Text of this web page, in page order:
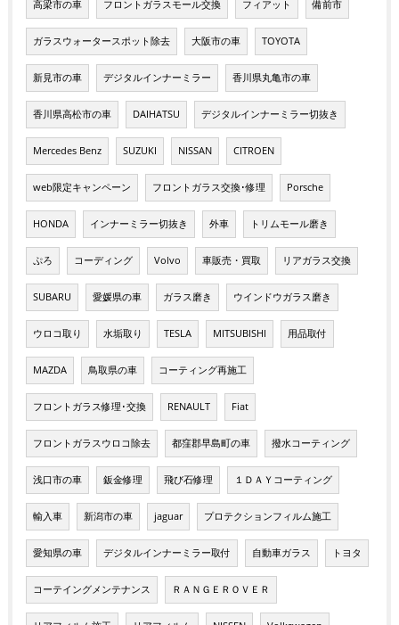
高梁市の車 フロントガラスモール交換 フィアット 備前市
ガラスウォータースポット除去 大阪市の車 TOYOTA
新見市の車 デジタルインナーミラー 香川県丸亀市の車
香川県高松市の車 DAIHATSU デジタルインナーミラー切抜き
Mercedes Benz SUZUKI NISSAN CITROEN
web限定キャンペーン フロントガラス交換･修理 Porsche
HONDA インナーミラー切抜き 外車 トリムモール磨き
ぷろ コーディング Volvo 車販売・買取 リアガラス交換
SUBARU 愛媛県の車 ガラス磨き ウインドウガラス磨き
ウロコ取り 水垢取り TESLA MITSUBISHI 用品取付
MAZDA 鳥取県の車 コーティング再施工
フロントガラス修理･交換 RENAULT Fiat
フロントガラスウロコ除去 都窪郡早島町の車 撥水コーティング
浅口市の車 鈑金修理 飛び石修理 １ＤＡＹコーティング
輸入車 新潟市の車 jaguar プロテクションフィルム施工
愛知県の車 デジタルインナーミラー取付 自動車ガラス トヨタ
コーテイングメンテナンス ＲＡＮＧＥＲＯＶＥＲ